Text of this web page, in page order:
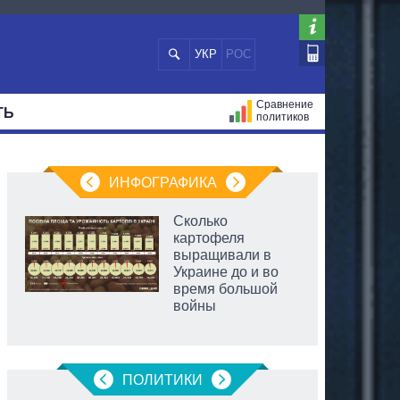
УКР РОС
Сравнение
политиков
ИНФОГРАФИКА
Сколько
картофеля
выращивали в
Украине до и во
время большой
войны
ПОЛИТИКИ